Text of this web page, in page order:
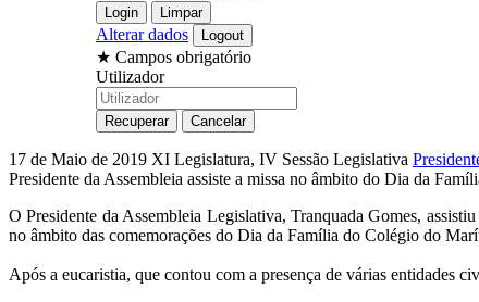
Alterar dados
★ Campos obrigatório
Utilizador
17 de Maio de 2019 XI Legislatura, IV Sessão Legislativa
Presidente da Assembleia assiste a missa no âmbito do Dia da
O Presidente da Assembleia Legislativa, Tranquada Gomes,
no âmbito das comemorações do Dia da Família do Colégio do
Após a eucaristia, que contou com a presença de várias entidades